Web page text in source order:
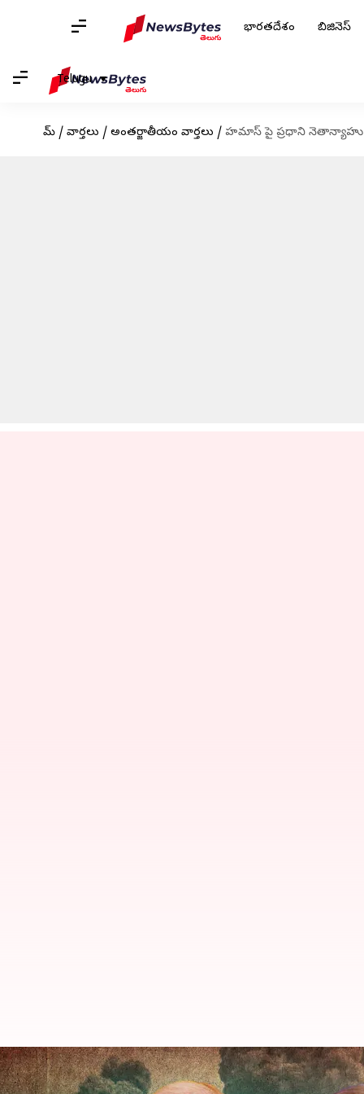
భారతదేశం బిజినెస్
Telugu
హోమ్ / వార్తలు / అంతర్జాతీయం వార్తలు / హమాస్ పై ప్రధాని నెతాన్యాహు
హమాస్ పై ప్రధాని నెతాన్యాహు సంచలన